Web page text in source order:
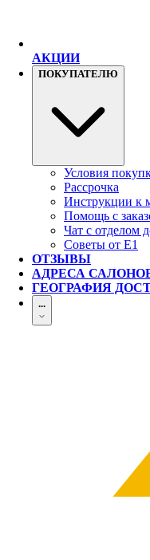
АКЦИИ
ПОКУПАТЕЛЮ
Условия
Рассрочка
Инструкции к
Помощь с
Чат с отделом
Советы от Е1
ОТЗЫВЫ
АДРЕСА
ГЕОГРАФИЯ
...